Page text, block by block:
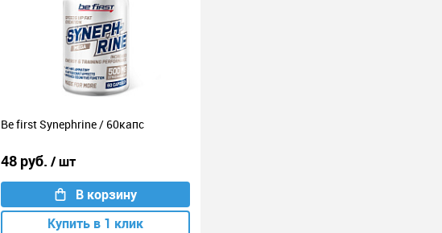
Be first Synephrine / 60капс
48 руб. / шт
В корзину
Купить в 1 клик